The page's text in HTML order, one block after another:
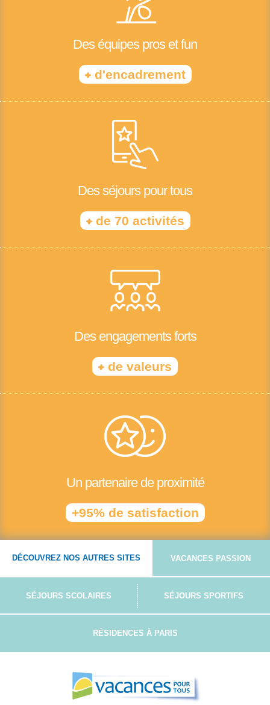
Des équipes pros et fun
+d'encadrement
Des séjours pour tous
+de 70 activités
Des engagements forts
+ de valeurs
Un partenaire de proximité
+95% de satisfaction
DÉCOUVREZ NOS AUTRES SITES VACANCES PASSION
SÉJOURS SCOLAIRES SÉJOURS SPORTIFS
RÉSIDENCES À PARIS